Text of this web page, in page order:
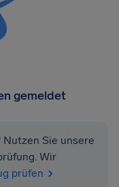
gemeldet
Sie unsere
Wir
prüfen